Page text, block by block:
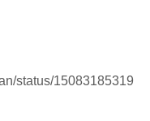
status/15083185319